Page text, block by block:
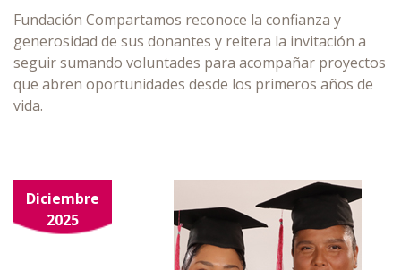
Fundación Compartamos reconoce la confianza y
generosidad de sus donantes y reitera la invitación a
seguir sumando voluntades para acompañar proyectos
que abren oportunidades desde los primeros años de
vida.
Diciembre
2025